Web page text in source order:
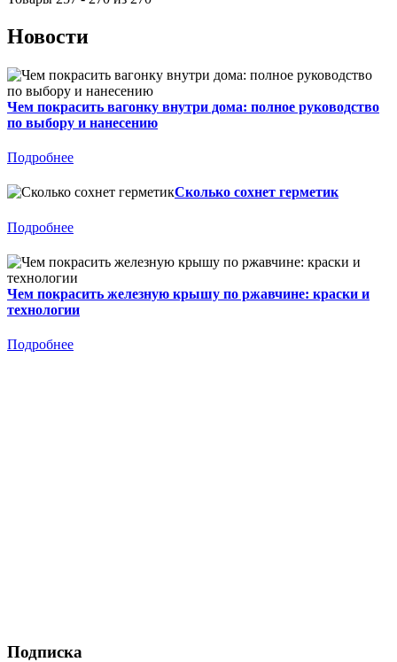
Новости
Чем покрасить вагонку внутри дома: полное руководство
по выбору и нанесению
Подробнее
Сколько сохнет герметик
Подробнее
Чем покрасить железную крышу по ржавчине: краски и
технологии
Подробнее
Подписка